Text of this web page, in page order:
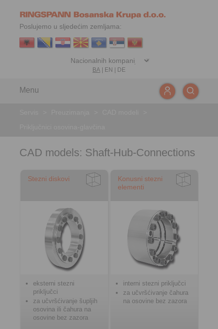
Poslujemo u sljedećim zemljama:
BA| EN DE
Menu
CAD models: Shaft-Hub-Connections
Stezni diskovi
eksterni stezni
priključci
za učvršćivanje šupljih
osovina ili čahura na
osovine bez zazora
Konusni stezni
elementi
interni stezni priključci
za učvršćivanje čahura
na osovine bez zazora